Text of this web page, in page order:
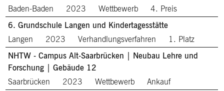
Baden-Baden
2023 Wettbewerb
4. Preis
6. Grundschule Langen und Kindertagesstätte
Langen
2023 Verhandlungsverfahren
1. Platz
NHTW - Campus Alt-Saarbrücken | Neubau Lehre und
Forschung | Gebäude 12
Saarbrücken
2023 Wettbewerb Ankauf